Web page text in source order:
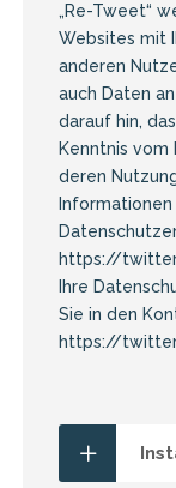
„Re-Tweet“
Websites mit
anderen
auch Daten
darauf hin,
Kenntnis
deren
https://
Ihre
Sie in den
https://